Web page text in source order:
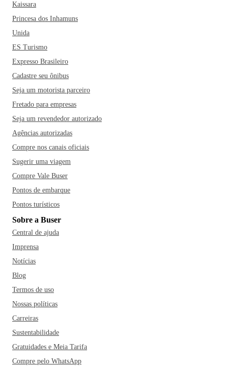
Kaissara
Princesa dos Inhamuns
Unida
ES Turismo
Expresso Brasileiro
Cadastre seu ônibus
Seja um motorista parceiro
Fretado para empresas
Seja um revendedor autorizado
Agências autorizadas
Compre nos canais oficiais
Sugerir uma viagem
Compre Vale Buser
Pontos de embarque
Pontos turísticos
Sobre a Buser
Central de ajuda
Imprensa
Notícias
Blog
Termos de uso
Nossas políticas
Carreiras
Sustentabilidade
Gratuidades e Meia Tarifa
Compre pelo WhatsApp